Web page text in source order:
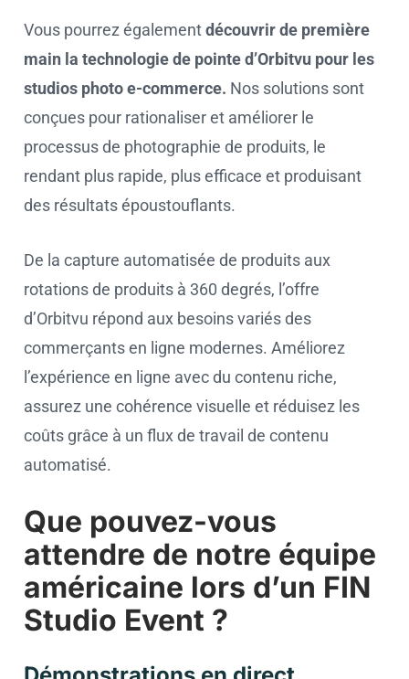
Vous pourrez égalementdécouvrir de première
main la technologie de pointe d’Orbitvu pour les
studios photo e-commerce. Nos solutions sont
conçues pour rationaliser et améliorer le
processus de photographie de produits, le
rendant plus rapide, plus efficace et produisant
des résultats époustouflants.
De la capture automatisée de produits aux
rotations de produits à 360 degrés, l’offre
d’Orbitvu répond aux besoins variés des
commerçants en ligne modernes. Améliorez
l’expérience en ligne avec du contenu riche,
assurez une cohérence visuelle et réduisez les
coûts grâce à un flux de travail de contenu
automatisé.
Que pouvez-vous
attendre de notre équipe
américaine lors d’un FIN
Studio Event ?